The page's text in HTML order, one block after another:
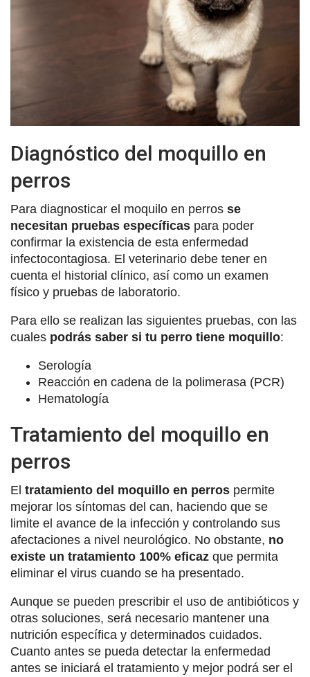
Diagnóstico del moquillo en
perros
Para diagnosticar el moquilo en perros se
necesitan pruebas específicas para poder
confirmar la existencia de esta enfermedad
infectocontagiosa. El veterinario debe tener en
cuenta el historial clínico, así como un examen
físico y pruebas de laboratorio.
Para ello se realizan las siguientes pruebas, con las
cuales podrás saber si tu perro tiene moquillo:
Serología
Reacción en cadena de la polimerasa (PCR)
Hematología
Tratamiento del moquillo en
perros
El tratamiento del moquillo en perros permite
mejorar los síntomas del can, haciendo que se
limite el avance de la infección y controlando sus
afectaciones a nivel neurológico. No obstante, no
existe un tratamiento 100% eficaz que permita
eliminar el virus cuando se ha presentado.
Aunque se pueden prescribir el uso de antibióticos y
otras soluciones, será necesario mantener una
nutrición específica y determinados cuidados.
Cuanto antes se pueda detectar la enfermedad
antes se iniciará el tratamiento y mejor podrá ser el